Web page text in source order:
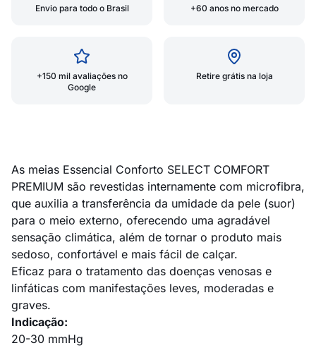
Envio para todo o Brasil +60 anos no mercado
+150 mil avaliações no
Google
Retire grátis na loja
As meias Essencial Conforto SELECT COMFORT
PREMIUM são revestidas internamente com microfibra,
que auxilia a transferência da umidade da pele (suor)
para o meio externo, oferecendo uma agradável
sensação climática, além de tornar o produto mais
sedoso, confortável e mais fácil de calçar.
Eficaz para o tratamento das doenças venosas e
linfáticas com manifestações leves, moderadas e
graves.
Indicação:
20-30 mmHg